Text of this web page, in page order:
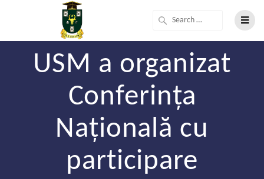
USM a organizat
Conferința
Națională cu
participare